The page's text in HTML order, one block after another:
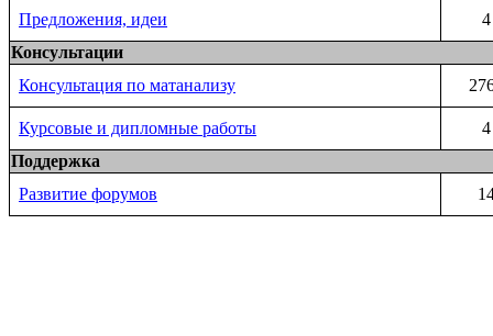
Предложения, идеи
4
Консультации
Консультация по матанализу
Курсовые и дипломные работы
4
Поддержка
Развитие форумов